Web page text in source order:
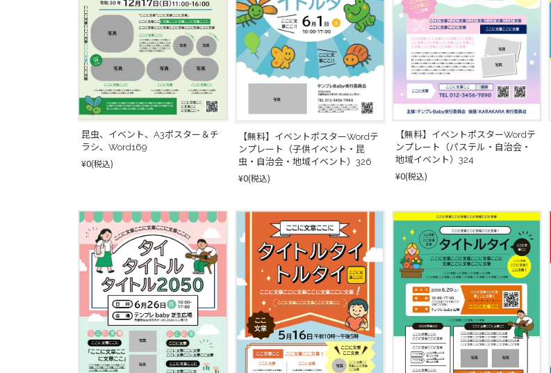
昆虫、イベント、A3ポスター＆チ
ラシ、Word169
¥0(税込)
【無料】イベントポスターWordテ
ンプレート（子供イベント・昆
虫・自治会・地域イベント）326
¥0(税込)
【無料】イベントポスターWordテ
ンプレート（パステル・自治会・
地域イベント）324
¥0(税込)